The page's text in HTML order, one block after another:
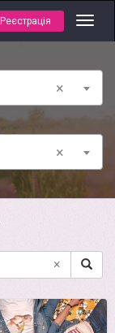
Реєстрація
×
×
×